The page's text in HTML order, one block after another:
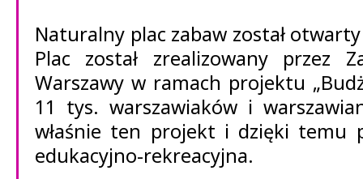
Naturalny plac zabaw został
Plac został zrealizowany przez
Warszawy w ramach projektu
11 tys. warszawiaków i
właśnie ten projekt i dzięki temu
edukacyjno-rekreacyjna.